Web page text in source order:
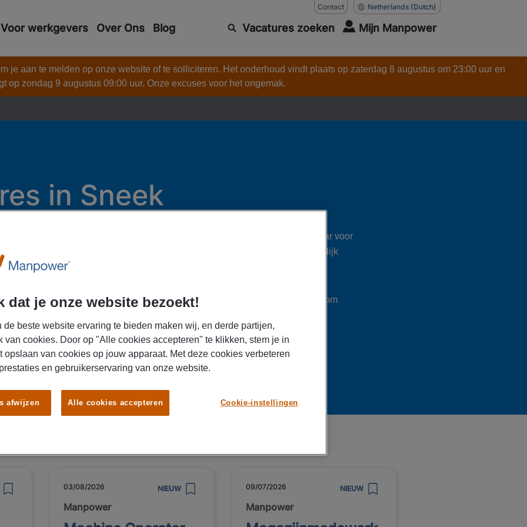
Contact Netherlands (Dutch)
Voor werkgevers Over Ons Blog Vacatures zoeken Mijn Manpower
je aan te melden op onze website of te solliciteren. Het onderhoud vindt plaats op zaterdag 8 augustus om 23:00 uur en
op zondag 9 augustus 09:00 uur. Onze excuses voor het ongemak.
in Sneek
in Sneek? Bij Manpower vind je snel een baan die écht bij je past. Ben jij klaar voor
Wij kennen de werkgevers in en rondom Sneek en helpen je persoonlijk
contact? Neem dan contact met ons op via
om
te gaan voor meer details!
03/08/2026 NIEUW
Manpower
09/07/2026 NIEUW
Manpower
dat je onze website bezoekt!
de beste website ervaring te bieden maken wij, en derde partijen,
van cookies. Door op "Alle cookies accepteren" te klikken, stem je in
opslaan van cookies op jouw apparaat. Met deze cookies verbeteren
en gebruikerservaring van onze website.
Cookie-instellingen
afwijzen Alle cookies accepteren